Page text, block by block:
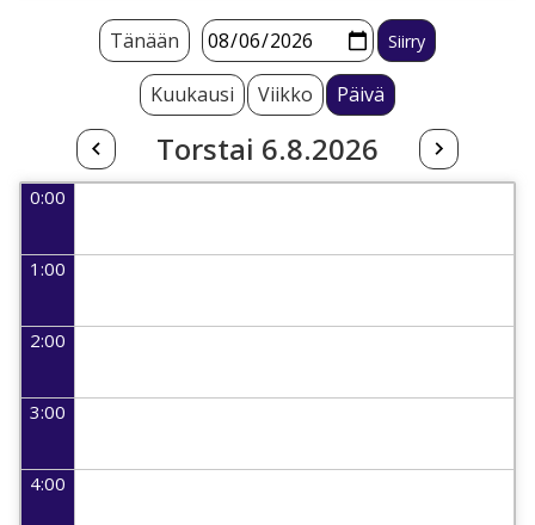
Kuukausi Viikko Päivä
Torstai 6.8.2026
Tänään
0:00
1:00
2:00
3:00
4:00